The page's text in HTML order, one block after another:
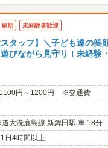
短期 未経験者歓迎
スタッフ】＼子ども達の笑
びながら見守り！未経験
1100円～1200円 ※交通費
道大洗鹿島線 新鉾田駅 車 18分
日4時間以上